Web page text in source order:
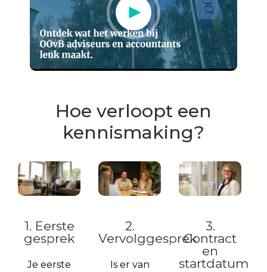
Hoe verloopt een
kennismaking?
1. Eerste
gesprek
Je eerste
2.
Vervolggesprek
Is er van
3.
Contract
en
startdatum